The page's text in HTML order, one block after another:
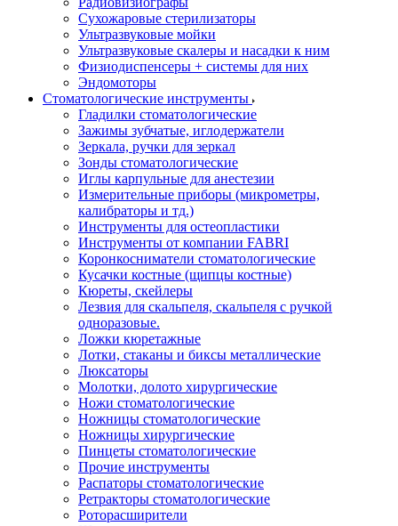
Сухожаровые стерилизаторы
Ультразвуковые мойки
Ультразвуковые скалеры и насадки к ним
Физиодиспенсеры + системы для них
Эндомоторы
Стоматологические инструменты
Гладилки стоматологические
Зажимы зубчатые, иглодержатели
Зеркала, ручки для зеркал
Зонды стоматологические
Иглы карпульные для анестезии
Измерительные приборы (микрометры,
калибраторы и тд.)
Инструменты для остеопластики
Инструменты от компании FABRI
Коронкосниматели стоматологические
Кусачки костные (щипцы костные)
Кюреты, скейлеры
Лезвия для скальпеля, скальпеля с ручкой
одноразовые.
Ложки кюретажные
Лотки, стаканы и биксы металлические
Люксаторы
Молотки, долото хирургические
Ножи стоматологические
Ножницы стоматологические
Ножницы хирургические
Пинцеты стоматологические
Прочие инструменты
Распаторы стоматологические
Ретракторы стоматологические
Роторасширители